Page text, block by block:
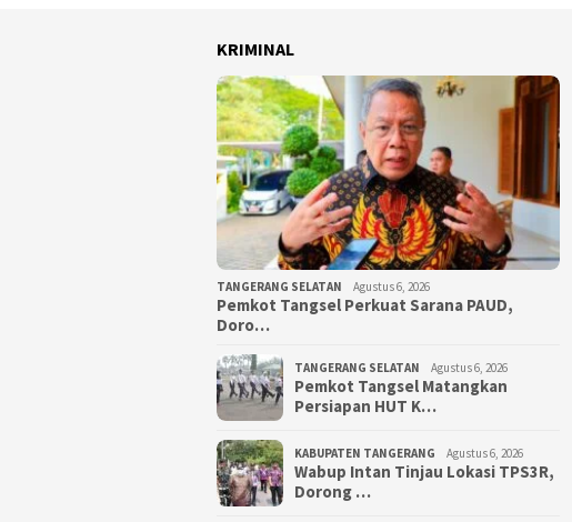
KRIMINAL
TANGERANG SELATAN Agustus 6, 2026
Pemkot Tangsel Perkuat Sarana PAUD,
Doro…
TANGERANG SELATAN Agustus 6, 2026
Pemkot Tangsel Matangkan
Persiapan HUT K…
KABUPATEN TANGERANG Agustus 6, 2026
Wabup Intan Tinjau Lokasi TPS3R,
Dorong …